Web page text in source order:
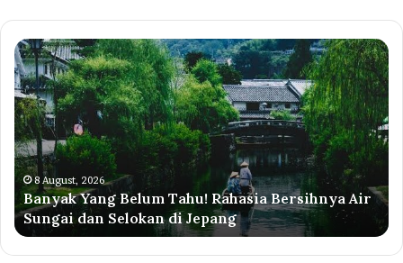
Banyak
Yang
Belum
Tahu!
Rahasia
Bersihnya
Air
Sungai
dan
Selokan
di
Jepang
8 August, 2026
Banyak Yang Belum Tahu! Rahasia Bersihnya Air
Sungai dan Selokan di Jepang
50